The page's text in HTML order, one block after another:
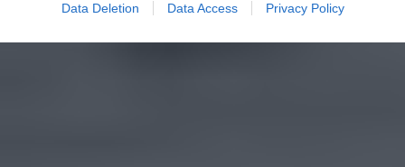
Data Deletion Data Access Privacy Policy